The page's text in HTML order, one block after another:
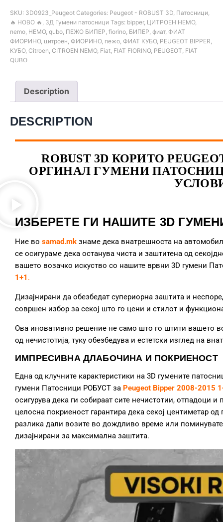
SKU: 3D0923_Peugeot Categories: Peugeot - ROBUST 3D Патосници
🔥 НОВО 🔥 3Д Гумени патосници Tags: bipper, ЦИТРОЕН НЕМО,
nemo НЕМО, qubo ПЕЖО БИПЕР fiorino БИПЕР фиат, ФИАТ
ФИОРИНО, цитроен ФИОРИНО, пежо ФИАТ КУБО, PEUGEOT BIPPER
КУБО, Citroen CITROEN NEMO, Fiat FIAT FIORINO, PEUGEOT FIAT
QUBO
Description
DESCRIPTION
ROBUST 3D КОРИТО
ОРГИНАЛ ГУМЕНИ
ИЗБЕРЕТЕ ГИ НАШИТЕ 3D
Ние во samad.mk знаме дека внатрешноста на
се осигураме дека останува чиста и заштитена од
вашето возачко искуство со нашите врвни 3D гумени
1+1 .
Дизајнирани да обезбедат супериорна заштита и
совршен избор за секој што го цени и стилот и
Ова иновативно решение не само што го штити вашето
од нечистотија, туку обезбедува и естетски изглед на
ИМПРЕСИВНА ДЛАБОЧИНА И ПОКРИЕНОСТ
Една од клучните карактеристики на 3D гумените
гумени Патосници РОБУСТ за Peugeot Bipper 2008-2015
осигурува дека ги собираат сите нечистотии, отпадоци
целосна покриеност гарантира дека секој центиметар
разлика дали возите во дождливо време или
дизајнирани за максимална заштита.